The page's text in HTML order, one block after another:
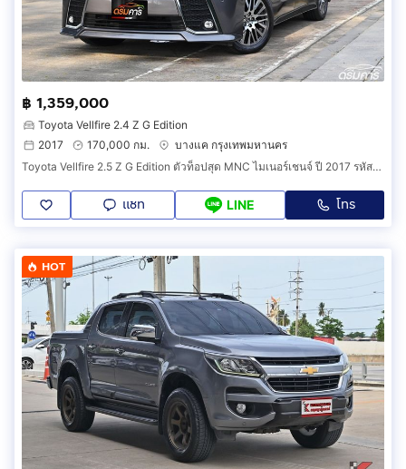
฿ 1,359,000
Toyota Vellfire 2.4 Z G Edition
2017
170,000 กม.
บางแค กรุงเทพมหานคร
Toyota Vellfire 2.5 Z G Edition ตัวท็อปสุด MNC ไมเนอร์เชนจ์ ปี 2017 รหัสสินค้า IBH
แชท LINE โทร
HOT